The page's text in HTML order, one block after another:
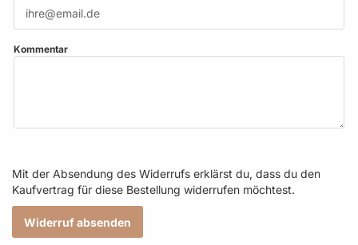
Kommentar
Mit der Absendung des Widerrufs erklärst du, dass du den
Kaufvertrag für diese Bestellung widerrufen möchtest.
Widerruf absenden